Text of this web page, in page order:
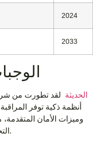
2024
2033
وحدات PDU الحديثة لقد تطورت من
أنظمة ذكية توفر
وميزات الأمان
التحتية لتكنولوجيا المعلومات وكفاءتها.